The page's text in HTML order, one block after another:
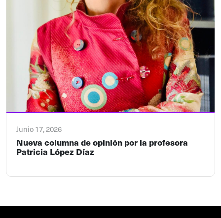
Junio 17, 2026
Nueva columna de opinión por la profesora
Patricia López Díaz